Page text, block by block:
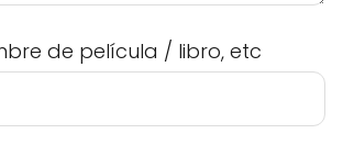
de película / libro, etc